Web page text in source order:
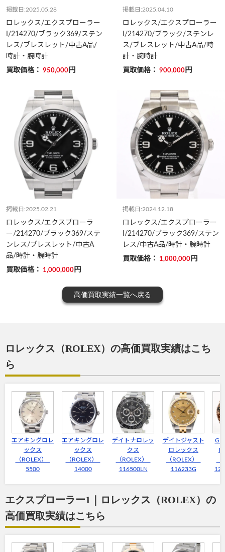
掲載日:2025.05.28
ロレックス/エクスプローラー
I/214270/ブラック369/ステン
レス/ブレスレット/中古A品/
時計・腕時計
買取価格： 950,000 円
掲載日:2025.04.10
ロレックス/エクスプローラー
I/214270/ブラック/ステンレ
ス/ブレスレット/中古A品/時
計・腕時計
買取価格： 900,000 円
掲載日:2025.02.21
ロレックス/エクスプローラ
ー/214270/ブラック369/ステ
ンレス/ブレスレット/中古A
品/時計・腕時計
買取価格：
1,000,000 円
掲載日:2024.12.18
ロレックス/エクスプローラー
I/214270/ブラック369/ステン
レス/中古A品/時計・腕時計
買取価格：
1,000,000 円
高価買取実績一覧へ戻る
ロレックス（ROLEX）の高価買取実績はこち
ら
エアキングロレ
ックス
（ROLEX）
5500
エアキングロレ
ックス
（ROLEX）
14000
デイトナロレッ
クス
（ROLEX）
116500LN
デイトジャスト
ロレックス
（ROLEX）
116233G
エクスプローラー1｜ロレックス（ROLEX）の
高価買取実績はこちら